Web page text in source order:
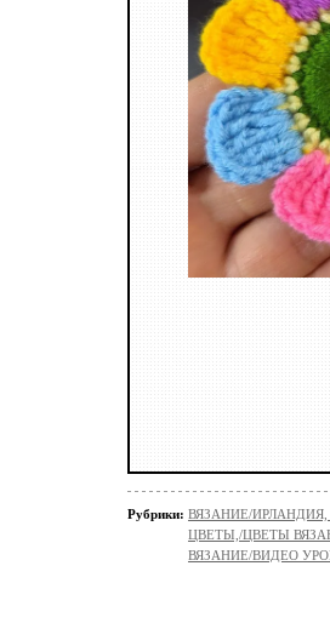
Рубрики: ВЯЗАНИЕ/
ЦВЕТЫ,/ЦВЕТЫ
ВЯЗАНИЕ/ВИДЕО